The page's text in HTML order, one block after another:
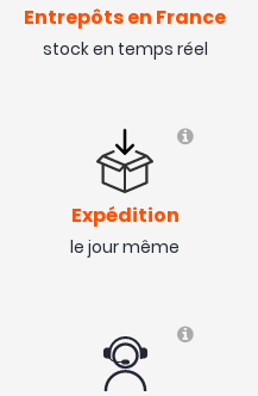
Entrepôts en France
stock en temps réel
Expédition
le jour même